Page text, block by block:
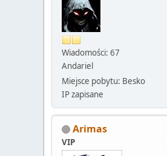
Wiadomości: 67
Andariel
Miejsce pobytu: Besko
IP zapisane
Arimas
VIP